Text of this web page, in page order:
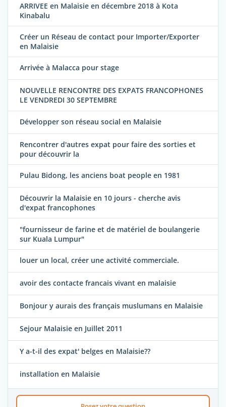
ARRIVEE en Malaisie en décembre 2018 à Kota
Kinabalu
Créer un Réseau de contact pour Importer/Exporter
en Malaisie
Arrivée à Malacca pour stage
NOUVELLE RENCONTRE DES EXPATS FRANCOPHONES
LE VENDREDI 30 SEPTEMBRE
Développer son réseau social en Malaisie
Rencontrer d'autres expat pour faire des sorties et
pour découvrir la
Pulau Bidong, les anciens boat people en 1981
Découvrir la Malaisie en 10 jours - cherche avis
d'expat francophones
"fournisseur de farine et de matériel de boulangerie
sur Kuala Lumpur"
louer un local, créer une activité commerciale.
avoir des contacte francais vivant en malaisie
Bonjour y aurais des français muslumans en Malaisie
Sejour Malaisie en Juillet 2011
Y a-t-il des expat' belges en Malaisie??
installation en Malaisie